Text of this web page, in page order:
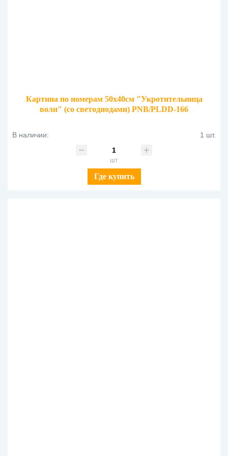
Картина по номерам 50х40см "Укротительница
волн" (со светодиодами) PNB/PLDD-166
В наличии: 1 шт.
шт
Где купить